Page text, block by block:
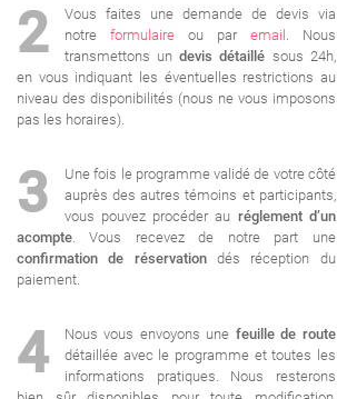
2
Vous faites une demande de devis via
notre formulaireou par email . Nous
transmettons undevis détaillé sous 24h,
en vous indiquant les éventuelles restrictions au
niveau des disponibilités (nous ne vous imposons
pas les horaires).
3
Une fois le programme validé de votre côté
auprès des autres témoins et participants,
vous pouvez procéder au réglement d’un
acompte. Vous recevez de notre part une
confirmation de réservationdés réception du
paiement.
4 Nous vous envoyons une feuille de route
détaillée avec le programme et toutes les
informations pratiques. Nous resterons